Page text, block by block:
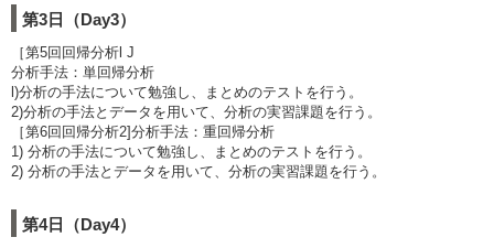
第3日（Day3）
［第5回回帰分析l J
分析手法：単回帰分析
l)分析の手法について勉強し、まとめのテストを行う。
2)分析の手法とデータを用いて、分析の実習課題を行う。
［第6回回帰分析2]分析手法：重回帰分析
1) 分析の手法について勉強し、まとめのテストを行う。
2) 分析の手法とデータを用いて、分析の実習課題を行う。
第4日（Day4）